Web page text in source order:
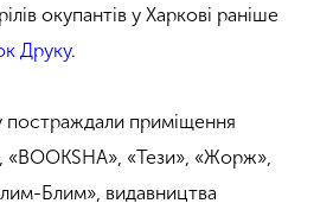
окупантів у Харкові раніше
Друку.
приміщення
«BOOKSHA», «Тези», «Жорж»,
Блим», видавництва